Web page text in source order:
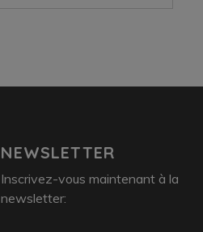
NEWSLETTER
Inscrivez-vous maintenant à la
newsletter: